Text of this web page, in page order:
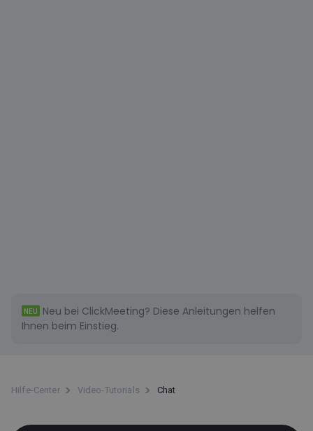
NEU Neu bei ClickMeeting? Diese Anleitungen helfen
Ihnen beim Einstieg.
Hilfe-Center Video-Tutorials Chat